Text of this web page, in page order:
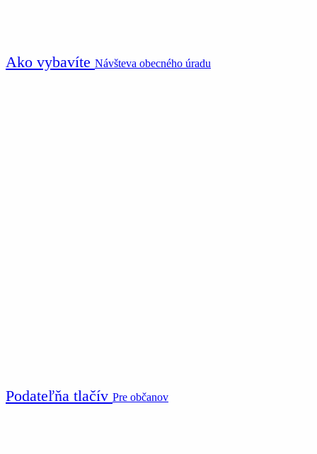
Ako vybavíte Návšteva obecného úradu
Podateľňa tlačív Pre občanov